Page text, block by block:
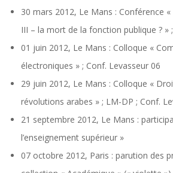
30 mars 2012, Le Mans : Conférence
III – la mort de la fonction publique ? »
01 juin 2012, Le Mans : Colloque «
électroniques » ; Conf. Levasseur 06
29 juin 2012, Le Mans : Colloque «
révolutions arabes » ; LM-DP ; Conf.
21 septembre 2012, Le Mans :
l’enseignement supérieur »
07 octobre 2012, Paris : parution des